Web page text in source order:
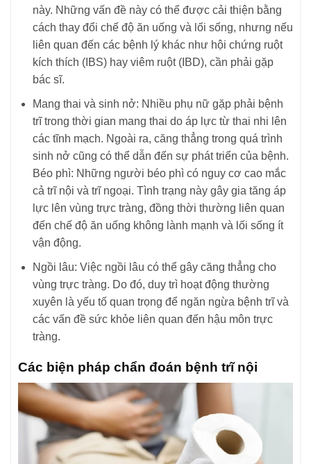
này. Những vấn đề này có thể được cải thiện bằng
cách thay đổi chế độ ăn uống và lối sống, nhưng nếu
liên quan đến các bệnh lý khác như hội chứng ruột
kích thích (IBS) hay viêm ruột (IBD), cần phải gặp
bác sĩ.
Mang thai và sinh nở: Nhiều phụ nữ gặp phải bệnh
trĩ trong thời gian mang thai do áp lực từ thai nhi lên
các tĩnh mạch. Ngoài ra, căng thẳng trong quá trình
sinh nở cũng có thể dẫn đến sự phát triển của bệnh.
Béo phì: Những người béo phì có nguy cơ cao mắc
cả trĩ nội và trĩ ngoại. Tình trạng này gây gia tăng áp
lực lên vùng trực tràng, đồng thời thường liên quan
đến chế độ ăn uống không lành mạnh và lối sống ít
vận động.
Ngồi lâu: Việc ngồi lâu có thể gây căng thẳng cho
vùng trực tràng. Do đó, duy trì hoạt động thường
xuyên là yếu tố quan trọng để ngăn ngừa bệnh trĩ và
các vấn đề sức khỏe liên quan đến hậu môn trực
tràng.
Các biện pháp chẩn đoán bệnh trĩ nội